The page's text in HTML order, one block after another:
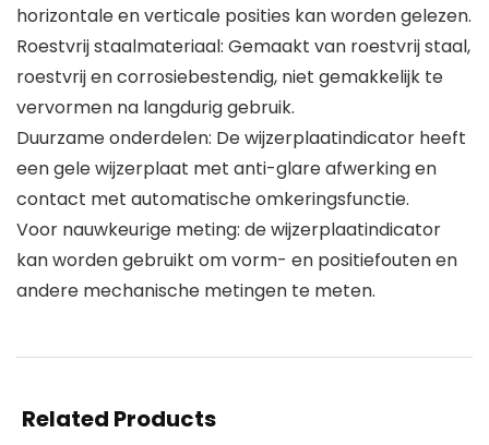
horizontale en verticale posities kan worden gelezen.
Roestvrij staalmateriaal: Gemaakt van roestvrij staal,
roestvrij en corrosiebestendig, niet gemakkelijk te
vervormen na langdurig gebruik.
Duurzame onderdelen: De wijzerplaatindicator heeft
een gele wijzerplaat met anti-glare afwerking en
contact met automatische omkeringsfunctie.
Voor nauwkeurige meting: de wijzerplaatindicator
kan worden gebruikt om vorm- en positiefouten en
andere mechanische metingen te meten.
Related Products